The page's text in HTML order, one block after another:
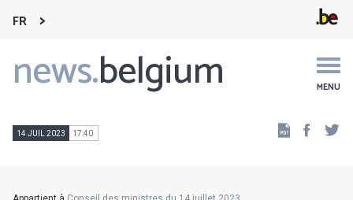
FR
news.belgium MENU
Main
navigation
14 JUIL 2023 17:40